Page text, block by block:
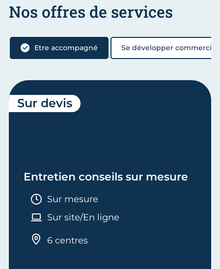
Nos offres de services
Etre accompagné Se développer
Entretien conseils sur mesure
Durée :
Sur mesure
Sur site/En ligne
6 centres
Sur devis